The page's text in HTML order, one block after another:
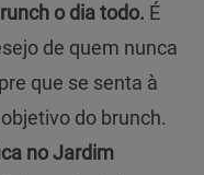
o dia todo. É
de quem nunca
que se senta à
do brunch.
no Jardim